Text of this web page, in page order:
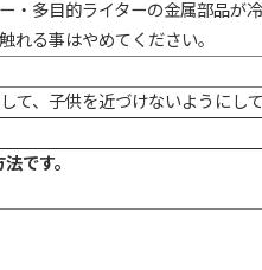
・多目的ライターの金属部品が
れる事はやめてください。
て、子供を近づけないようにし
です。